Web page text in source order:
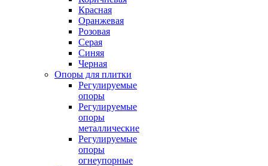
Красная
Оранжевая
Розовая
Серая
Синяя
Черная
Опоры для плитки
Регулируемые
опоры
Регулируемые
опоры
металлические
Регулируемые
опоры
огнеупорные